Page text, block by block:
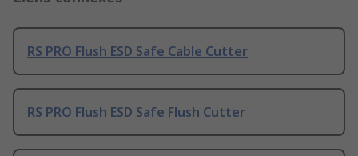
RS PRO Flush ESD Safe Cable Cutter
RS PRO Flush ESD Safe Flush Cutter